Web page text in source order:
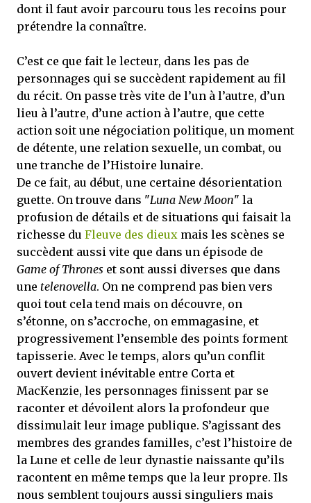
dont il faut avoir parcouru tous les recoins pour
prétendre la connaître.
C’est ce que fait le lecteur, dans les pas de
personnages qui se succèdent rapidement au fil
du récit. On passe très vite de l’un à l’autre, d’un
lieu à l’autre, d’une action à l’autre, que cette
action soit une négociation politique, un moment
de détente, une relation sexuelle, un combat, ou
une tranche de l’Histoire lunaire.
De ce fait, au début, une certaine désorientation
guette. On trouve dans "Luna New Moon" la
profusion de détails et de situations qui faisait la
richesse du Fleuve des dieux mais les scènes se
succèdent aussi vite que dans un épisode de
Game of Thrones et sont aussi diverses que dans
une telenovella. On ne comprend pas bien vers
quoi tout cela tend mais on découvre, on
s’étonne, on s’accroche, on emmagasine, et
progressivement l’ensemble des points forment
tapisserie. Avec le temps, alors qu’un conflit
ouvert devient inévitable entre Corta et
MacKenzie, les personnages finissent par se
raconter et dévoilent alors la profondeur que
dissimulait leur image publique. S’agissant des
membres des grandes familles, c’est l’histoire de
la Lune et celle de leur dynastie naissante qu’ils
racontent en même temps que la leur propre. Ils
nous semblent toujours aussi singuliers mais